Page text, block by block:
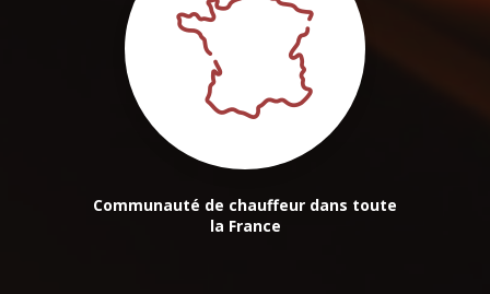
Communauté de chauffeur dans toute
la France